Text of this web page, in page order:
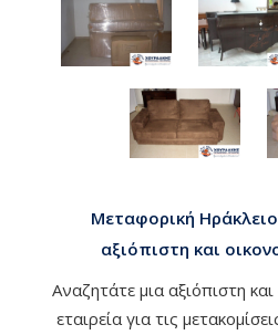
Μεταφορική
αξιόπιστη και
Αναζητάτε μια αξιόπιστη
εταιρεία για τις